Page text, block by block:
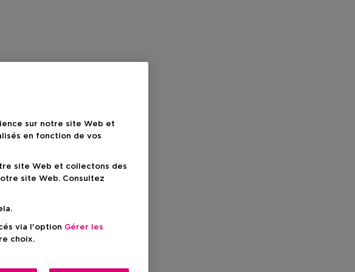
sur notre site Web et
en fonction de vos
site Web et collectons des
site Web. Consultez
via l'option Gérer les
choix.